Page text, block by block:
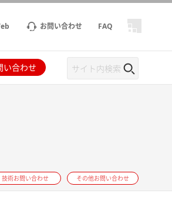
お問い合わせ FAQ
い合わせ
技術お問い合わせ その他お問い合わせ